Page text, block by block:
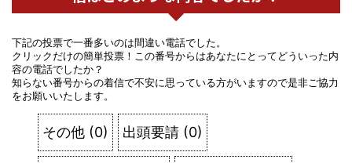
下記の投票で一番多いのは間違い電話でした。
クリックだけの簡単投票！この番号からはあなたにとってどういった内
容の電話でしたか？
知らない番号からの着信で不安に思っている方がいますので是非ご協力
をお願いいたします。
その他 (0) 出頭要請 (0)